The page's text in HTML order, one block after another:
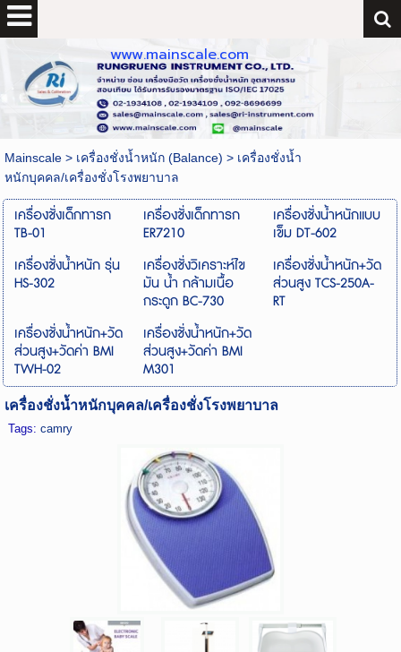
www.mainscale.com
Mainscale> เครื่องชั่งน้ำหนัก (Balance) > เครื่องชั่งน้ำ
หนักบุคคล/เครื่องชั่งโรงพยาบาล
เครื่องชั่งเด็กทารก
TB-01
เครื่องชั่งเด็กทารก
ER7210
เครื่องชั่งน้ำหนักแบบ
เข็ม DT-602
เครื่องชั่งน้ำหนัก รุ่น
HS-302
เครื่องชั่งวิเคราะห์ไข
มัน น้ำ กล้ามเนื้อ
กระดูก BC-730
เครื่องชั่งน้ำหนัก+วัด
ส่วนสูง TCS-250A-
RT
เครื่องชั่งน้ำหนัก+วัด
ส่วนสูง+วัดค่า BMI
TWH-02
เครื่องชั่งน้ำหนัก+วัด
ส่วนสูง+วัดค่า BMI
M301
เครื่องชั่งน้ำหนักบุคคล/เครื่องชั่งโรงพยาบาล
Tags: camry